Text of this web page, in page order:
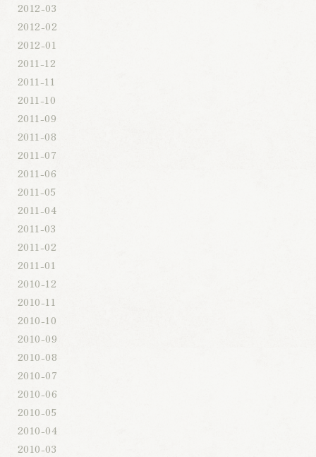
2012-03
2012-02
2012-01
2011-12
2011-11
2011-10
2011-09
2011-08
2011-07
2011-06
2011-05
2011-04
2011-03
2011-02
2011-01
2010-12
2010-11
2010-10
2010-09
2010-08
2010-07
2010-06
2010-05
2010-04
2010-03